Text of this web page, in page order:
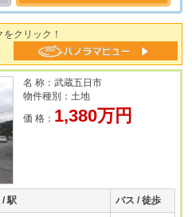
クリック！
名 称：武蔵五日市
物件種別：土地
価 格： 1,380万円
/ 駅 バス / 徒歩